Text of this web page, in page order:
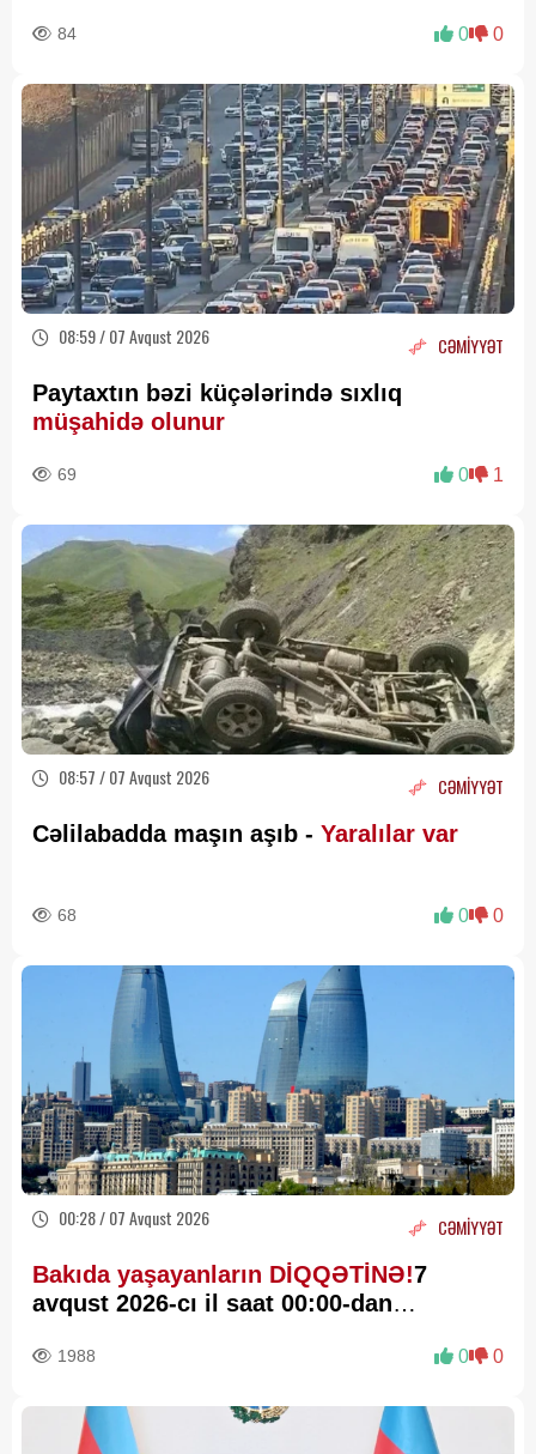
84 0 0
08:59 / 07 Avqust 2026 CƏMİYYƏT
Paytaxtın bəzi küçələrində sıxlıq
müşahidə olunur
69 0 1
08:57 / 07 Avqust 2026 CƏMİYYƏT
Cəlilabadda maşın aşıb - Yaralılar var
68 0 0
00:28 / 07 Avqust 2026 CƏMİYYƏT
Bakıda yaşayanların DİQQƏTİNƏ!7
avqust 2026-cı il saat 00:00-dan
1988 0 0